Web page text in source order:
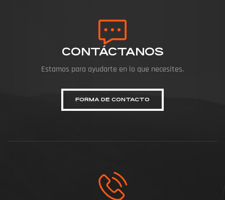
CONTÁCTANOS
Estamos para ayudarte en lo que necesites.
FORMA DE CONTACTO